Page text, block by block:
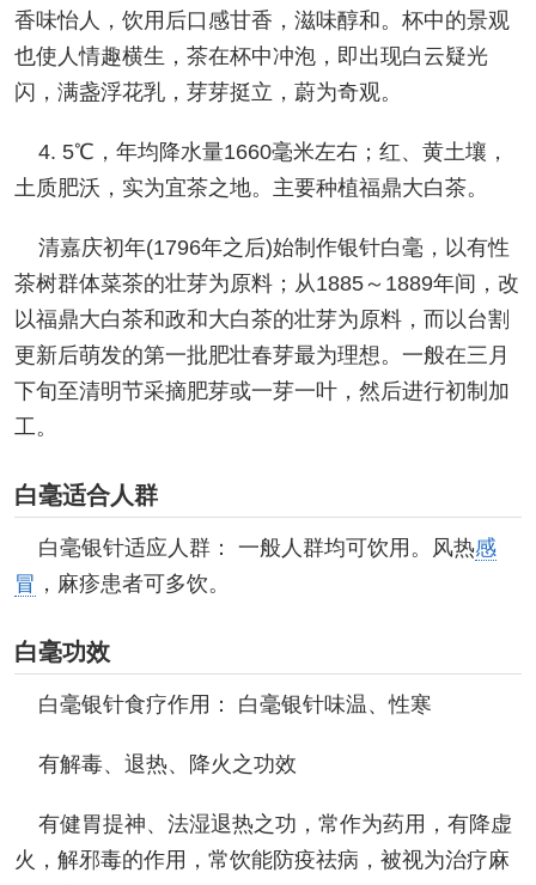
香味怡人，饮用后口感甘香，滋味醇和。杯中的景观
也使人情趣横生，茶在杯中冲泡，即出现白云疑光
闪，满盏浮花乳，芽芽挺立，蔚为奇观。
4. 5℃，年均降水量1660毫米左右；红、黄土壤，
土质肥沃，实为宜茶之地。主要种植福鼎大白茶。
清嘉庆初年(1796年之后)始制作银针白毫，以有性
茶树群体菜茶的壮芽为原料；从1885～1889年间，改
以福鼎大白茶和政和大白茶的壮芽为原料，而以台割
更新后萌发的第一批肥壮春芽最为理想。一般在三月
下旬至清明节采摘肥芽或一芽一叶，然后进行初制加
工。
白毫适合人群
白毫银针适应人群： 一般人群均可饮用。风热感
冒 ，麻疹患者可多饮。
白毫功效
白毫银针食疗作用： 白毫银针味温、性寒
有解毒、退热、降火之功效
有健胃提神、法湿退热之功，常作为药用，有降虚
火，解邪毒的作用，常饮能防疫祛病，被视为治疗麻